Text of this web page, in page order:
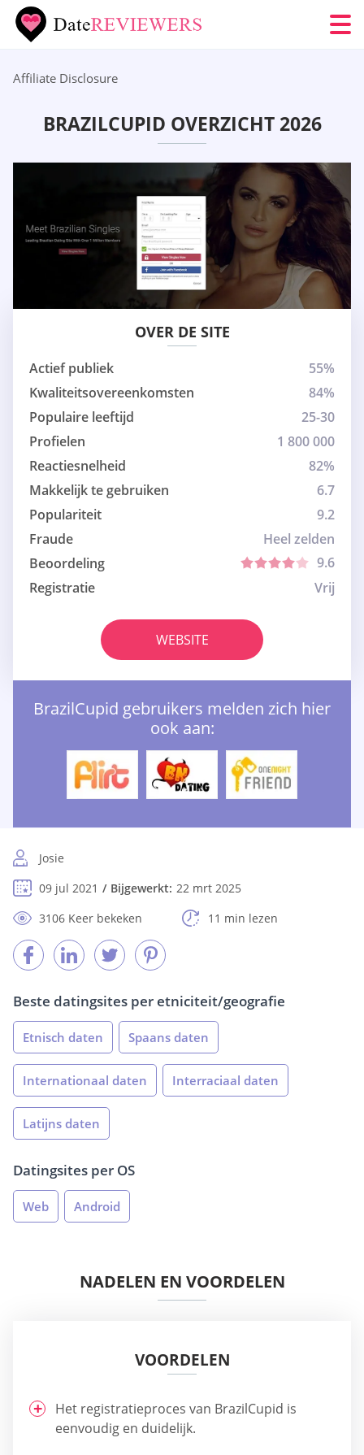
Affiliate Disclosure
BRAZILCUPID OVERZICHT 2026
OVER DE SITE
Actief publiek
55%
Kwaliteitsovereenkomsten
84%
Populaire leeftijd
25-30
Profielen
1 800 000
Reactiesnelheid
82%
Makkelijk te gebruiken
6.7
Populariteit
9.2
Fraude
Heel zelden
Beoordeling
9.6
Registratie
Vrij
WEBSITE
BrazilCupid gebruikers melden zich hier
ook aan:
Josie
09 jul 2021
Bijgewerkt: 22 mrt 2025
3106 Keer bekeken
11 min lezen
Beste datingsites per etniciteit/geografie
Etnisch daten Spaans daten
Internationaal daten Interraciaal daten
Latijns daten
Datingsites per OS
Web Android
NADELEN EN VOORDELEN
VOORDELEN
Het registratieproces van BrazilCupid is
eenvoudig en duidelijk.